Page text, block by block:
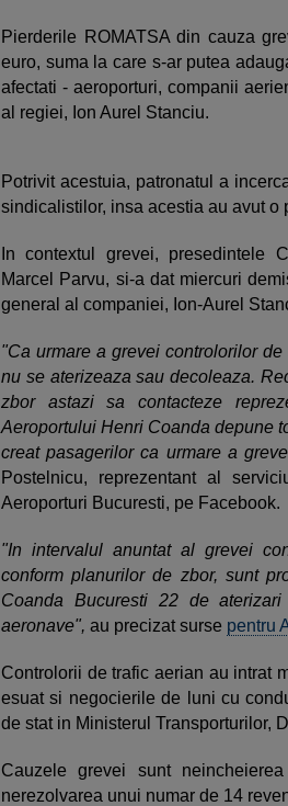
Pierderile ROMATSA din cauza
euro, suma la care s-ar putea
afectati - aeroporturi, companii
al regiei, Ion Aurel Stanciu.
Potrivit acestuia, patronatul a
sindicalistilor, insa acestia au avut o
In contextul grevei, presedintele
Marcel Parvu, si-a dat miercuri
general al companiei, Ion-Aurel
"Ca urmare a grevei controlorilor
nu se aterizeaza sau decoleaza.
zbor astazi sa contacteze
Aeroportului Henri Coanda depune
creat pasagerilor ca urmare a
Postelnicu, reprezentant al
Aeroporturi Bucuresti, pe Facebook.
"In intervalul anuntat al grevei
conform planurilor de zbor, sunt
Coanda Bucuresti 22 de
aeronave", au precizat surse pentru
Controlorii de trafic aerian au intrat
esuat si negocierile de luni cu
de stat in Ministerul Transporturilor,
Cauzele grevei sunt
nerezolvarea unui numar de 14